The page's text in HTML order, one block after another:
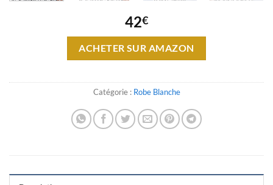
42€
ACHETER SUR AMAZON
Catégorie : Robe Blanche